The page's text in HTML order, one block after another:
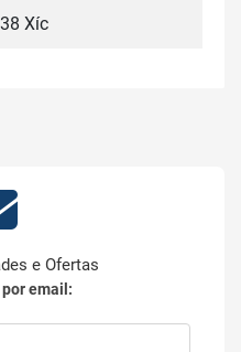
38 Xíc
e Ofertas
por email: